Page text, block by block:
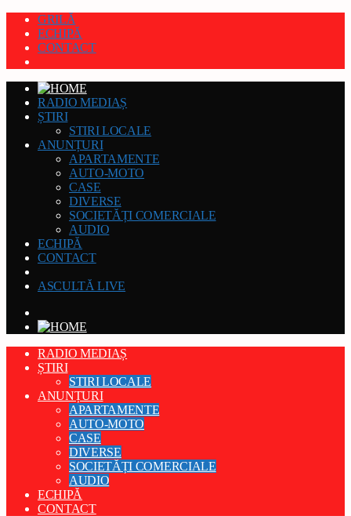
GRILĂ
ECHIPĂ
CONTACT
RADIO MEDIAȘ
ȘTIRI
STIRI LOCALE
ANUNȚURI
APARTAMENTE
AUTO-MOTO
CASE
DIVERSE
SOCIETĂȚI COMERCIALE
AUDIO
ECHIPĂ
CONTACT
ASCULTĂ LIVE
RADIO MEDIAȘ
ȘTIRI
STIRI LOCALE
ANUNȚURI
APARTAMENTE
AUTO-MOTO
CASE
DIVERSE
SOCIETĂȚI COMERCIALE
AUDIO
ECHIPĂ
CONTACT